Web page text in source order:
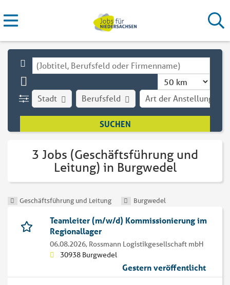
Stadt Art der Anstellung
Berufsfeld
3 Jobs (Geschäftsführung und
Leitung) in Burgwedel
Geschäftsführung und Leitung Burgwedel
Teamleiter (m/w/d) Kommissionierung im
Regionallager
06.08.2026, Rossmann Logistikgesellschaft mbH
30938 Burgwedel
Gestern veröffentlicht